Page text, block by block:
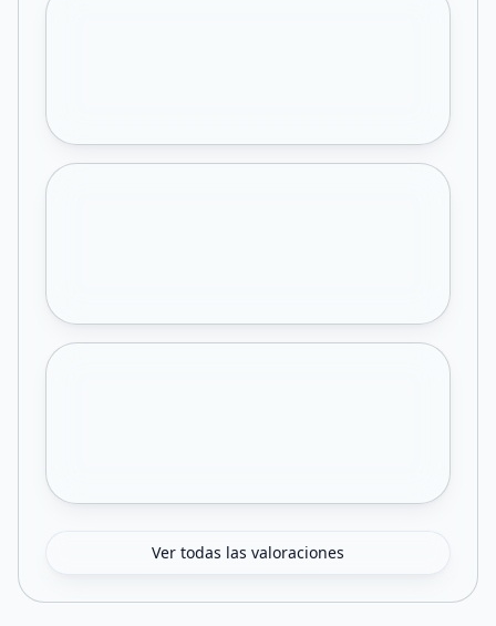
Ver todas las valoraciones